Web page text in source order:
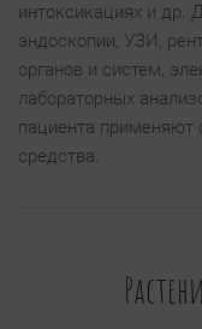
интоксикациях и др.
эндоскопии, УЗИ,
органов и систем,
лабораторных
пациента применяют
средства.